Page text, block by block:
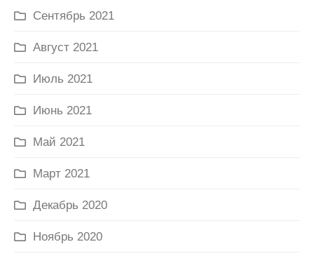
Сентябрь 2021
Август 2021
Июль 2021
Июнь 2021
Май 2021
Март 2021
Декабрь 2020
Ноябрь 2020